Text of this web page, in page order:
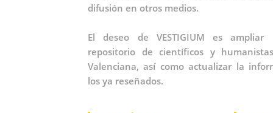
difusión en otros medios.
El deseo de VESTIGIUM es ampliar
repositorio de científicos y
Valenciana, así como actualizar la
los ya reseñados.